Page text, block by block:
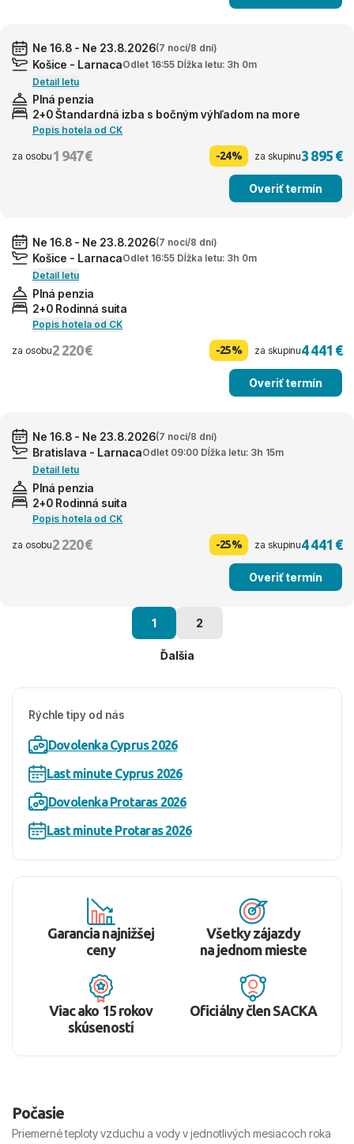
Ne 16.8 - Ne 23.8.2026(7 nocí/8 dní)
Košice - LarnacaOdlet 16:55 Dĺžka letu: 3h 0m
Detail letu
Plná penzia
2+0 Štandardná izba s bočným výhľadom na more
Popis hotela od CK
za osobu 1 947 € -24% za skupinu3 895 €
Overiť termín
Ne 16.8 - Ne 23.8.2026(7 nocí/8 dní)
Košice - LarnacaOdlet 16:55 Dĺžka letu: 3h 0m
Detail letu
Plná penzia
2+0 Rodinná suita
Popis hotela od CK
za osobu2 220 € -25% za skupinu4 441 €
Overiť termín
Ne 16.8 - Ne 23.8.2026(7 nocí/8 dní)
Bratislava - LarnacaOdlet 09:00 Dĺžka letu: 3h 15m
Detail letu
Plná penzia
2+0 Rodinná suita
Popis hotela od CK
za osobu2 220 € -25% za skupinu4 441 €
Overiť termín
1 2
Ďalšia
Rýchle tipy od nás
Dovolenka Cyprus 2026
Last minute Cyprus 2026
Dovolenka Protaras 2026
Last minute Protaras 2026
Garancia najnižšej
ceny
Všetky zájazdy
na jednom mieste
Viac ako 15 rokov
skúseností
Oficiálny člen SACKA
Počasie
Priemerné teploty vzduchu a vody v jednotlivých mesiacoch roka